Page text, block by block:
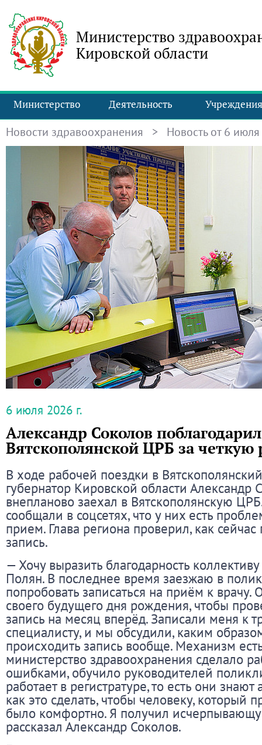
Министерство
Кировской области
Министерство Деятельность Учреждения
Новости здравоохранения > Новость от 6 июля
6 июля 2026 г.
Александр Соколов
Вятскополянской ЦРБ за четкую
В ходе рабочей поездки в
губернатор Кировской области Александр
внепланово заехал в Вятскополянскую
сообщали в соцсетях, что у них есть
прием. Глава региона проверил, как сейчас
запись.
— Хочу выразить благодарность
Полян. В последнее время заезжаю в
попробовать записаться на приём к врачу.
своего будущего дня рождения, чтобы
запись на месяц вперёд. Записали меня к
специалисту, и мы обсудили, каким
происходить запись вообще. Механизм
министерство здравоохранения сделало
ошибками, обучило руководителей
работает в регистратуре, то есть они знают
как это сделать, чтобы человеку, который
было комфортно. Я получил
рассказал Александр Соколов.